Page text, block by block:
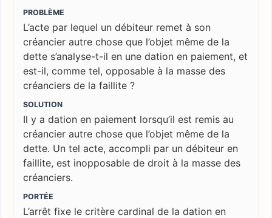
PROBLÈME
L’acte par lequel un débiteur remet à son
créancier autre chose que l’objet même de la
dette s’analyse-t-il en une dation en paiement, et
est-il, comme tel, opposable à la masse des
créanciers de la faillite ?
SOLUTION
Il y a dation en paiement lorsqu’il est remis au
créancier autre chose que l’objet même de la
dette. Un tel acte, accompli par un débiteur en
faillite, est inopposable de droit à la masse des
créanciers.
PORTÉE
L’arrêt fixe le critère cardinal de la dation en